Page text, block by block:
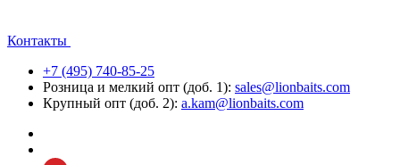
Контакты
+7 (495) 740-85-25
Розница и мелкий опт (доб. 1): sales@lionbaits.com
Крупный опт (доб. 2): a.kam@lionbaits.com